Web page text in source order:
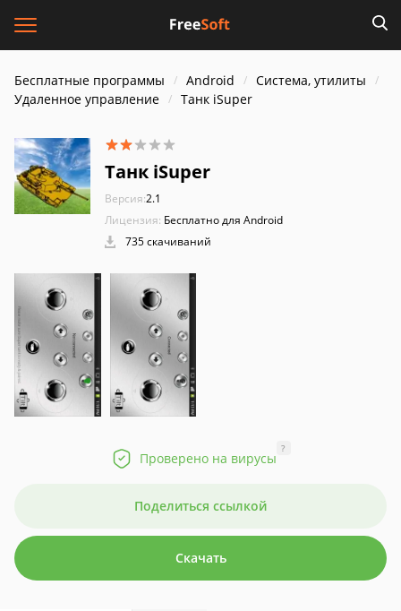
Бесплатные программы Android
Система, утилиты
Удаленное управление
Танк iSuper
Танк iSuper
Версия:2.1
Лицензия: Бесплатно для Android
735 скачиваний
Проверено на вирусы
?
Поделиться ссылкой
Скачать